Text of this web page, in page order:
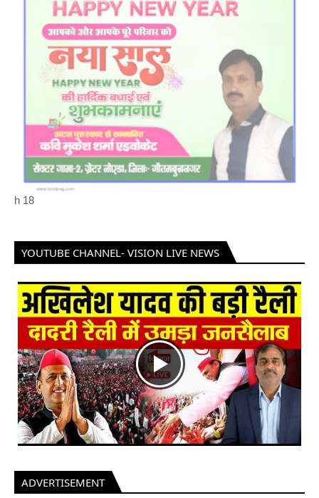
h 18
YOUTUBE CHANNEL- VISION LIVE NEWS
ADVERTISEMENT